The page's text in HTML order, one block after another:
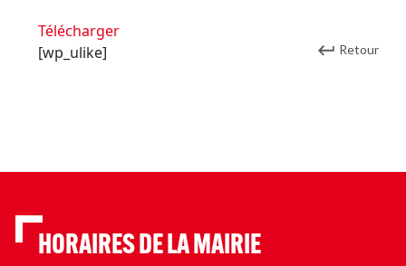
Télécharger
[wp_ulike]
Retour
HORAIRES DE LA MAIRIE